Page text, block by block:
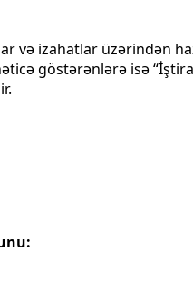
izahatlar üzərindən
göstərənlərə isə